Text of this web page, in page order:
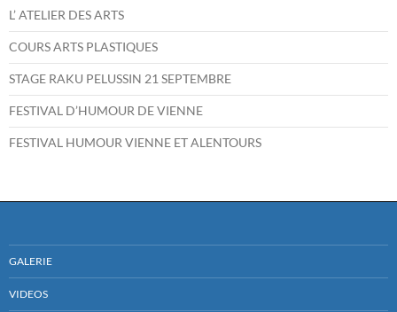
L’ ATELIER DES ARTS
COURS ARTS PLASTIQUES
STAGE RAKU PELUSSIN 21 SEPTEMBRE
FESTIVAL D’HUMOUR DE VIENNE
FESTIVAL HUMOUR VIENNE ET ALENTOURS
GALERIE
VIDEOS